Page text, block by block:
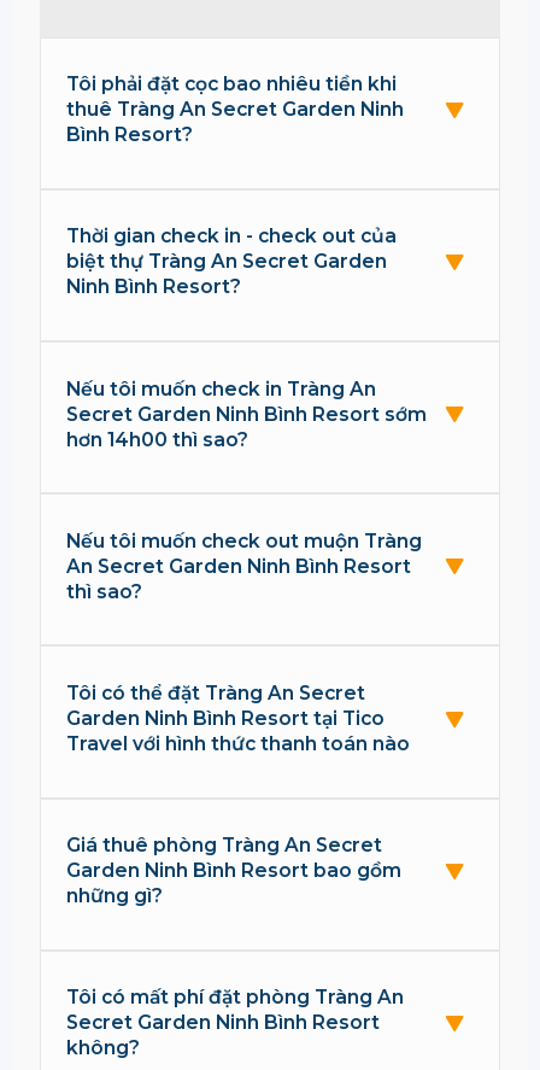
Tôi phải đặt cọc bao nhiêu tiền khi
thuê Tràng An Secret Garden Ninh
Bình Resort?
Thời gian check in - check out của
biệt thự Tràng An Secret Garden
Ninh Bình Resort?
Nếu tôi muốn check in Tràng An
Secret Garden Ninh Bình Resort sớm
hơn 14h00 thì sao?
Nếu tôi muốn check out muộn Tràng
An Secret Garden Ninh Bình Resort
thì sao?
Tôi có thể đặt Tràng An Secret
Garden Ninh Bình Resort tại Tico
Travel với hình thức thanh toán nào
Giá thuê phòng Tràng An Secret
Garden Ninh Bình Resort bao gồm
những gì?
Tôi có mất phí đặt phòng Tràng An
Secret Garden Ninh Bình Resort
không?